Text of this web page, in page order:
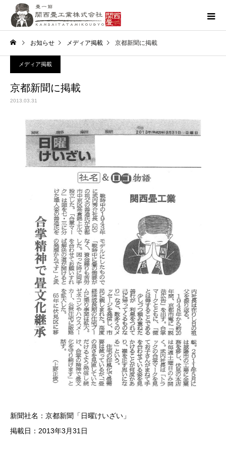
お知らせ メディア掲載 京都新聞に掲載
京都新聞に掲載
2013.03.31
メディア掲載
新聞社名：京都新聞「日曜けいざい」
掲載日：2013年3月31日